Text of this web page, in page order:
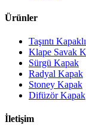
Ürünler
Taşıntı
Klape Savak
Sürgü Kapak
Radyal Kapak
Stoney Kapak
Difüzör Kapak
İletişim